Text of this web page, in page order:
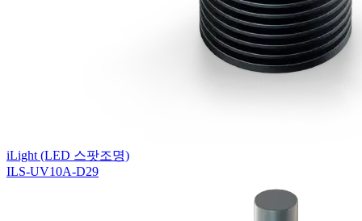
iLight (LED 스팟조명)
ILS-UV10A-D29